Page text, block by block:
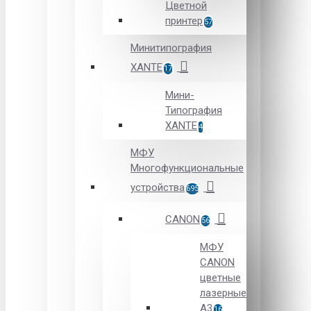
Цветной
принтер 57
Минитипография
XANTE17
Мини-
Типография
XANTE4
МФУ
Многофункциональные
устройства695
CANON 56
МФУ
CANON
цветные
лазерные
А3